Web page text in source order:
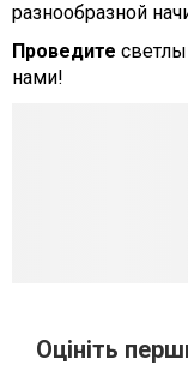
разнообразной
Проведите
нами!
Оцініть